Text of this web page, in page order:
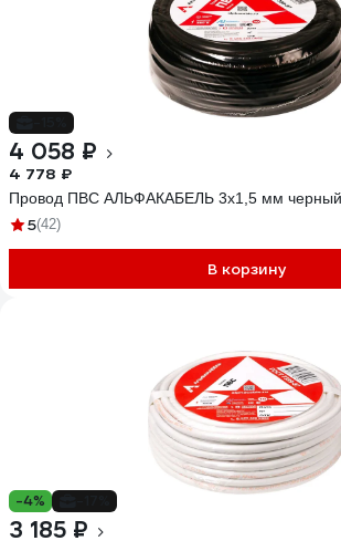
4 058 ₽
4 778 ₽
Провод ПВС АЛЬФАКАБЕЛЬ 3х1,5 мм
5(42)
В корзину
-4%
3 185 ₽